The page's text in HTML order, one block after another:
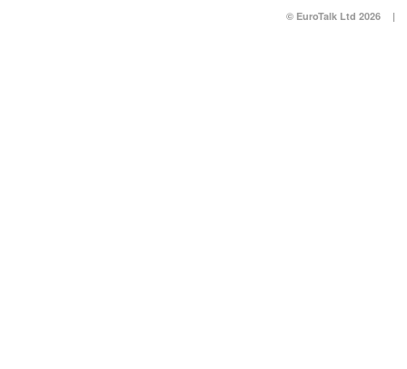
© EuroTalk Ltd 2026 |